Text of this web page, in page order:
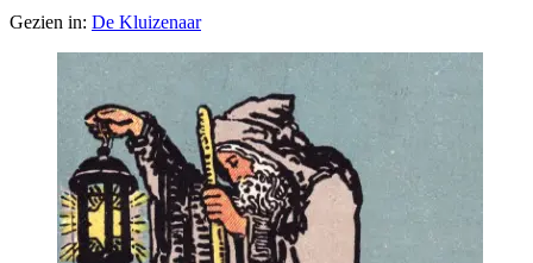
Gezien in: De Kluizenaar